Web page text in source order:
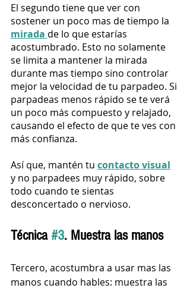
El segundo tiene que ver con
sostener un poco mas de tiempo la
mirada de lo que estarías
acostumbrado. Esto no solamente
se limita a mantener la mirada
durante mas tiempo sino controlar
mejor la velocidad de tu parpadeo. Si
parpadeas menos rápido se te verá
un poco más compuesto y relajado,
causando el efecto de que te ves con
más confianza.
Así que, mantén tu contacto visual
y no parpadees muy rápido, sobre
todo cuando te sientas
desconcertado o nervioso.
Técnica #3. Muestra las manos
Tercero, acostumbra a usar mas las
manos cuando hables: muestra las